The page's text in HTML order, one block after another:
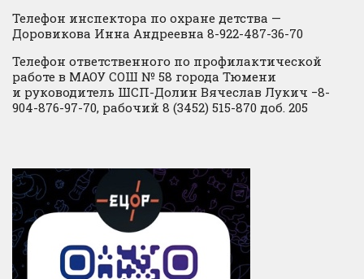
Телефон инспектора по охране детства —
Доровикова Инна Андреевна 8-922-487-36-70
Телефон ответственного по профилактической
работе в МАОУ СОШ № 58 города Тюмени
и руководитель ШСП-Долин Вячеслав Лукич −8-
904-876-97-70, рабочий 8 (3452) 515-870 доб. 205